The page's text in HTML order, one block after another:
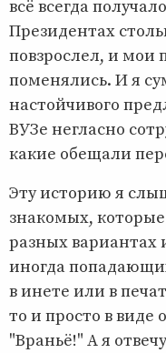
всё всегда
Президентах
повзрослел, и мои
поменялись. И я
настойчивого
ВУЗе негласно
какие обещали
Эту историю я
знакомых,
разных вариантах
иногда
в инете или в
то и просто в виде
"Враньё!" А я